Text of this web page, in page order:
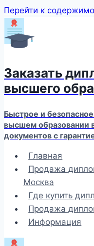
Перейти к
Заказать
высшего
Быстрое и
высшем образовании
документов с
Главная
Продажа
Москва
Где купить
Продажа
Информация